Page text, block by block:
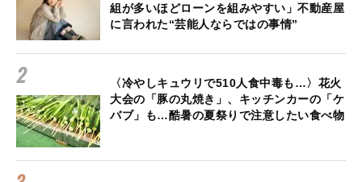
組が多いほどローンを組みやすい」不動産屋
に言われた“芸能人ならではの事情”
〈冷やしキュウリで510人食中毒も…〉花火
大会の「豚の丸焼き」、キッチンカーの「ケ
バブ」も…酷暑の夏祭りで注意したい食べ物